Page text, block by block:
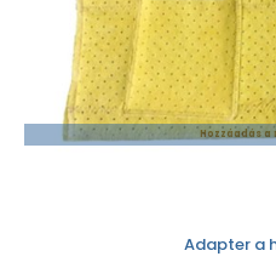
Hozzáadás a
Adapter a